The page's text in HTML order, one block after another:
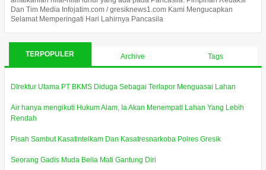
Dan Tim Media Infojatim.com / gresiknews1.com Kami Mengucapkan
Selamat Memperingati Hari Lahirnya Pancasila
TERPOPULER Archive Tags
DIrektur Utama PT BKMS Diduga Sebagai Terlapor Menguasai Lahan
Air hanya mengikuti Hukum Alam, Ia Akan Menempati Lahan Yang Lebih
Rendah
Pisah Sambut Kasatintelkam Dan Kasatresnarkoba Polres Gresik
Seorang Gadis Muda Belia Mati Gantung Diri